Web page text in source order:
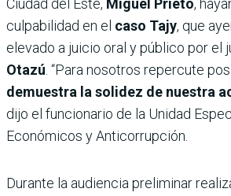
Ciudad del Este, Miguel Prieto,
culpabilidad en el caso Tajy, que
elevado a juicio oral y público por el
Otazú. “Para nosotros repercute
demuestra la solidez de nuestra
dijo el funcionario de la Unidad
Económicos y Anticorrupción.
Durante la audiencia preliminar